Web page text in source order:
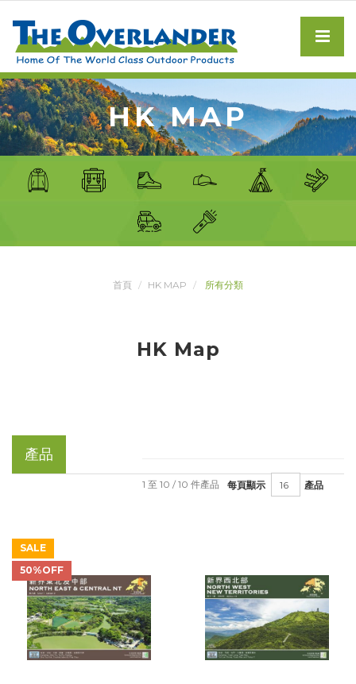
HK MAP
首頁 HK MAP 所有分類
HK Map
產品
每頁顯示 產品
1 至 10 / 10 件產品
SALE
50%OFF